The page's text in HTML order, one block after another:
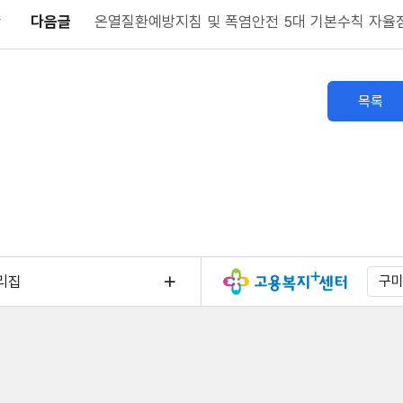
다음글 온열질환예방지침 및 폭염안전 5대 기본수칙 자율
목록
집 구